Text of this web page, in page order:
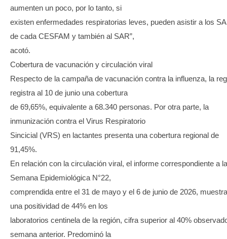
aumenten un poco, por lo tanto, si
existen enfermedades respiratorias leves, pueden asistir a los
de cada CESFAM y también al SAR”,
acotó.
Cobertura de vacunación y circulación viral
Respecto de la campaña de vacunación contra la influenza, la
registra al 10 de junio una cobertura
de 69,65%, equivalente a 68.340 personas. Por otra parte, la
inmunización contra el Virus Respiratorio
Sincicial (VRS) en lactantes presenta una cobertura regional de
91,45%.
En relación con la circulación viral, el informe correspondiente a la
Semana Epidemiológica N°22,
comprendida entre el 31 de mayo y el 6 de junio de 2026, muestra
una positividad de 44% en los
laboratorios centinela de la región, cifra superior al 40%
semana anterior. Predominó la